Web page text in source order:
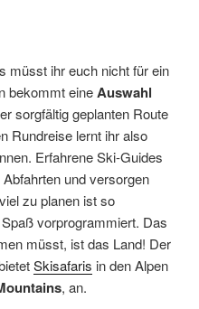
müsst ihr euch nicht für ein
bekommt eineAuswahl
sorgfältig geplanten Route
Rundreise lernt ihr also
Erfahrene Ski-Guides
und versorgen
zu planen ist so
vorprogrammiert. Das
müsst, ist das Land! Der
Skisafaris in den Alpen
, an.